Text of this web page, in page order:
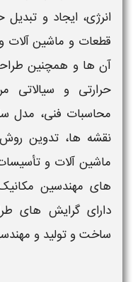
انرژی، ایجاد و
قطعات و ماشین آلات
آن ها و همچنین
حرارتی و سیالاتی
محاسبات فنی، مدل
نقشه ها، تدوین
ماشین آلات و تأسیسات
های مهندسین
دارای گرایش های
ساخت و تولید و